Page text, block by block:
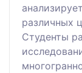
различных
Студенты